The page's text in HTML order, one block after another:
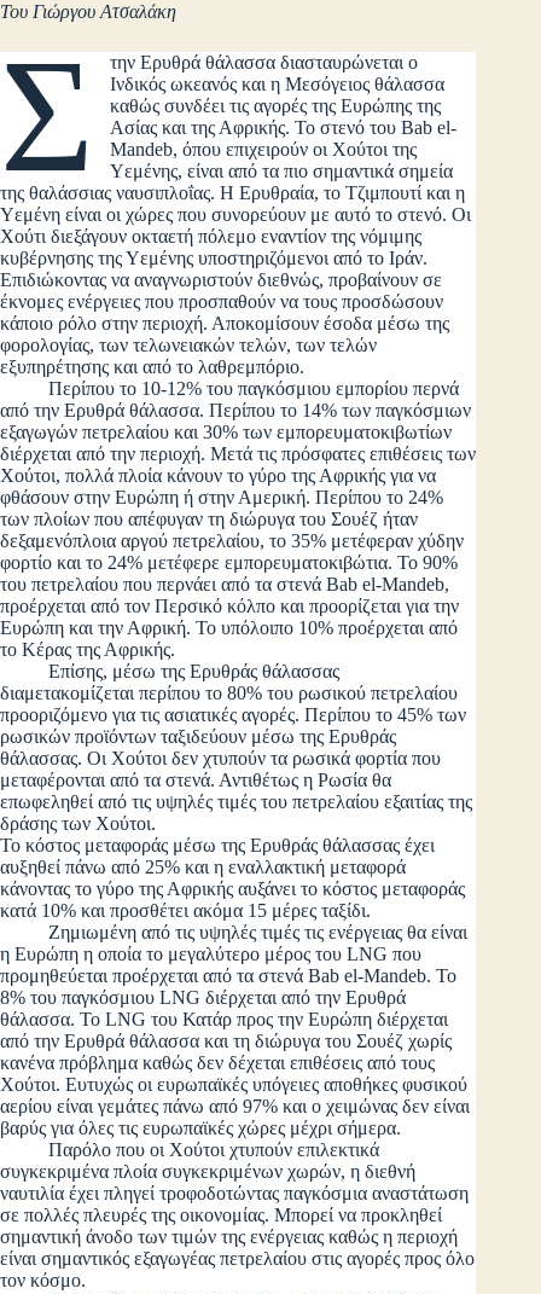
Του Γιώργου Ατσαλάκη
Σ
την Ερυθρά θάλασσα διασταυρώνεται ο
Ινδικός ωκεανός και η Μεσόγειος θάλασσα
καθώς συνδέει τις αγορές της Ευρώπης της
Ασίας και της Αφρικής. Το στενό του Bab el-
Mandeb, όπου επιχειρούν οι Χούτοι της
Υεμένης, είναι από τα πιο σημαντικά σημεία
της θαλάσσιας ναυσιπλοΐας. Η Ερυθραία, το Τζιμπουτί και η
Υεμένη είναι οι χώρες που συνορεύουν με αυτό το στενό. Οι
Χούτι διεξάγουν οκταετή πόλεμο εναντίον της νόμιμης
κυβέρνησης της Υεμένης υποστηριζόμενοι από το Ιράν.
Επιδιώκοντας να αναγνωριστούν διεθνώς, προβαίνουν σε
έκνομες ενέργειες που προσπαθούν να τους προσδώσουν
κάποιο ρόλο στην περιοχή. Αποκομίσουν έσοδα μέσω της
φορολογίας, των τελωνειακών τελών, των τελών
εξυπηρέτησης και από το λαθρεμπόριο.
Περίπου το 10-12% του παγκόσμιου εμπορίου περνά
από την Ερυθρά θάλασσα. Περίπου το 14% των παγκόσμιων
εξαγωγών πετρελαίου και 30% των εμπορευματοκιβωτίων
διέρχεται από την περιοχή. Μετά τις πρόσφατες επιθέσεις των
Χούτοι, πολλά πλοία κάνουν το γύρο της Αφρικής για να
φθάσουν στην Ευρώπη ή στην Αμερική. Περίπου το 24%
των πλοίων που απέφυγαν τη διώρυγα του Σουέζ ήταν
δεξαμενόπλοια αργού πετρελαίου, το 35% μετέφεραν χύδην
φορτίο και το 24% μετέφερε εμπορευματοκιβώτια. Το 90%
του πετρελαίου που περνάει από τα στενά Bab el-Mandeb,
προέρχεται από τον Περσικό κόλπο και προορίζεται για την
Ευρώπη και την Αφρική. Το υπόλοιπο 10% προέρχεται από
το Κέρας της Αφρικής.
Επίσης, μέσω της Ερυθράς θάλασσας
διαμετακομίζεται περίπου το 80% του ρωσικού πετρελαίου
προοριζόμενο για τις ασιατικές αγορές. Περίπου το 45% των
ρωσικών προϊόντων ταξιδεύουν μέσω της Ερυθράς
θάλασσας. Οι Χούτοι δεν χτυπούν τα ρωσικά φορτία που
μεταφέρονται από τα στενά. Αντιθέτως η Ρωσία θα
επωφεληθεί από τις υψηλές τιμές του πετρελαίου εξαιτίας της
δράσης των Χούτοι.
Το κόστος μεταφοράς μέσω της Ερυθράς θάλασσας έχει
αυξηθεί πάνω από 25% και η εναλλακτική μεταφορά
κάνοντας το γύρο της Αφρικής αυξάνει το κόστος μεταφοράς
κατά 10% και προσθέτει ακόμα 15 μέρες ταξίδι.
Ζημιωμένη από τις υψηλές τιμές τις ενέργειας θα είναι
η Ευρώπη η οποία το μεγαλύτερο μέρος του LNG που
προμηθεύεται προέρχεται από τα στενά Bab el-Mandeb. Το
8% του παγκόσμιου LNG διέρχεται από την Ερυθρά
θάλασσα. Το LNG του Κατάρ προς την Ευρώπη διέρχεται
από την Ερυθρά θάλασσα και τη διώρυγα του Σουέζ χωρίς
κανένα πρόβλημα καθώς δεν δέχεται επιθέσεις από τους
Χούτοι. Ευτυχώς οι ευρωπαϊκές υπόγειες αποθήκες φυσικού
αερίου είναι γεμάτες πάνω από 97% και ο χειμώνας δεν είναι
βαρύς για όλες τις ευρωπαϊκές χώρες μέχρι σήμερα.
Παρόλο που οι Χούτοι χτυπούν επιλεκτικά
συγκεκριμένα πλοία συγκεκριμένων χωρών, η διεθνή
ναυτιλία έχει πληγεί τροφοδοτώντας παγκόσμια αναστάτωση
σε πολλές πλευρές της οικονομίας. Μπορεί να προκληθεί
σημαντική άνοδο των τιμών της ενέργειας καθώς η περιοχή
είναι σημαντικός εξαγωγέας πετρελαίου στις αγορές προς όλο
τον κόσμο.